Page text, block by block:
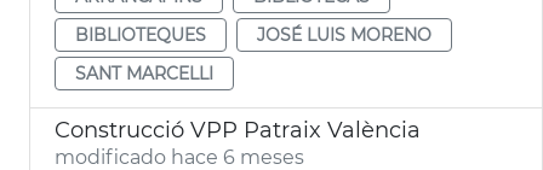
BIBLIOTEQUES
JOSÉ LUIS MORENO
SANT MARCELLI
Construcció VPP Patraix València
modificado hace 6 meses